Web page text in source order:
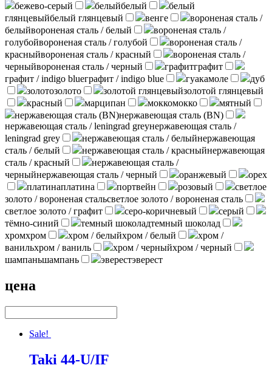
бежево-серый
белыйбелый
белый
глянцевыйбелый глянцевый венге
вороненая сталь /
белыйвороненая сталь / белый
вороненая сталь /
голубойвороненая сталь / голубой
вороненая сталь /
красныйвороненая сталь / красный
вороненая сталь /
черныйвороненая сталь / черный графитграфит
графит / indigo blueграфит / indigo blue гуакамоле
дуб
золотозолото золотой глянцевыйзолотой глянцевый
красный
марципан моккомокко
мятный
нержавеющая сталь (BN)нержавеющая сталь (BN)
нержавеющая сталь / leningrad greyнержавеющая сталь /
leningrad grey
нержавеющая сталь / белыйнержавеющая
сталь / белый
нержавеющая сталь / красныйнержавеющая
сталь / красный
нержавеющая сталь /
черныйнержавеющая сталь / черный оранжевый
орех
платинаплатина портвейн розовый
светлое
золото / вороненая стальсветлое золото / вороненая сталь
светлое золото / графит
серо-коричневый
серый
тёмно-синий
темный шоколадтемный шоколад
хромхром хром / белыйхром / белый
хром /
ванильхром / ваниль хром / черныйхром / черный
шампаньшампань эверестэверест
цена
Sale!
Taki 44-U/IF